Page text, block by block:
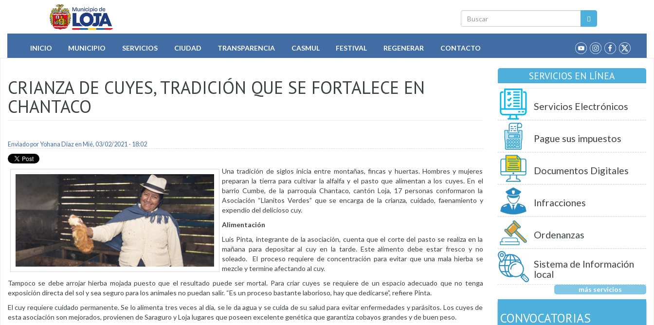
Pasar al contenido principal
Buscar
INICIO
MUNICIPIO SERVICIOS CIUDAD TRANSPARENCIA CASMUL FESTIVAL REGENERAR CONTACTO
CRIANZA DE CUYES, TRADICIÓN QUE SE FORTALECE EN
CHANTACO
Enviado porYohana Diazen Mié, 03/02/2021 - 18:02
Una tradición de siglos inicia entre montañas, fincas y huertas. Hombres y mujeres
preparan la tierra para cultivar la alfalfa y el pasto que alimentan a los cuyes. En el
barrio Cumbe, de la parroquia Chantaco, cantón Loja, 17 personas conformaron la
Asociación “Llanitos Verdes” que se encarga de la crianza, cuidado, faenamiento y
expendio del delicioso cuy.
Alimentación
Luis Pinta, integrante de la asociación, cuenta que el corte del pasto se realiza en la
mañana para depositar al cuy en la tarde. Este alimento debe estar fresco y no
soleado. El proceso requiere de concentración para evitar que una mala hierba se
mezcle y termine afectando al cuy.
Tampoco se debe arrojar hierba mojada puesto que el resultado puede ser mortal. Para criar cuyes se requiere de un espacio adecuado que no tenga
exposición directa del sol y sea seguro para los animales no puedan salir. “Es un proceso bastante laborioso, hay que dedicarse”, refiere Pinta.
El cuy requiere cuidado permanente. Se lo alimenta tres veces al día, se le da agua y se cuida de su salud para evitar enfermedades y parásitos. Los cuyes de
esta asociación son mejorados, provienen de Saraguro y Loja lugares que poseen excelente genética que garantiza cobayos grandes y de buen peso.
SERVICIOS EN LÍNEA
Servicios Electrónicos
Pague sus impuestos
Documentos Digitales
Infracciones
Ordenanzas
Sistema de Información
local
más servicios
CONVOCATORIAS